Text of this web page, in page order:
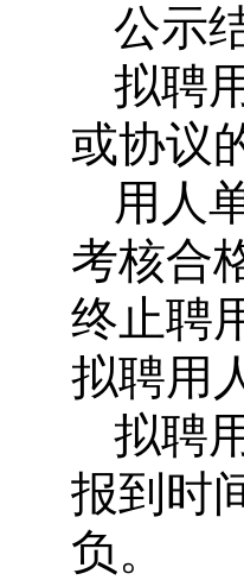
公示
拟聘
或协议
用人
考核合
终止聘
拟聘用
拟聘
报到时
负。